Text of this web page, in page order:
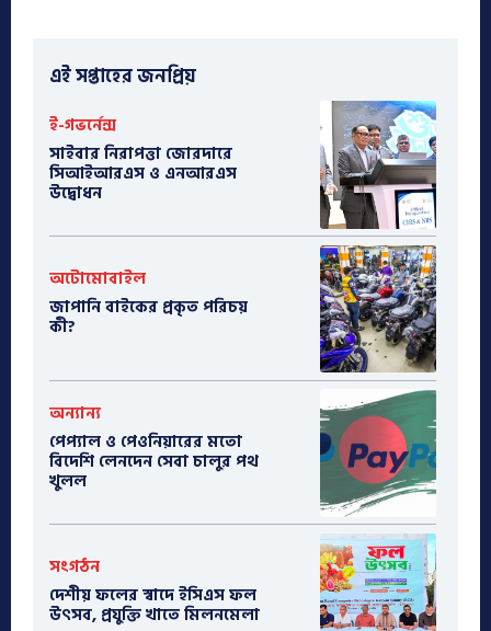
এই সপ্তাহের জনপ্রিয়
ই-গভর্নেন্স
সাইবার নিরাপত্তা জোরদারে
সিআইআরএস ও এনআরএস
উদ্বোধন
অটোমোবাইল
​জাপানি বাইকের প্রকৃত পরিচয়
কী?
অন্যান্য
পেপ্যাল ও পেওনিয়ারের মতো
বিদেশি লেনদেন সেবা চালুর পথ
খুলল
সংগঠন
দেশীয় ফলের স্বাদে ইসিএস ফল
উৎসব, প্রযুক্তি খাতে মিলনমেলা